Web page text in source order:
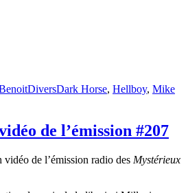
Catégories
DiversÉtiquettes
Dark Horse, Hellboy, Mike
de l’émission #207
vidéo de l’émission radio des Mystérieux